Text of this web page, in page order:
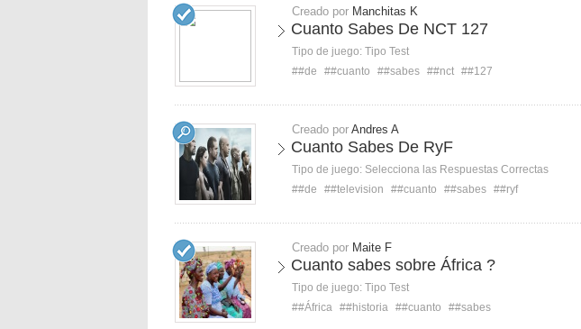
Creado por Manchitas K
Cuanto Sabes De NCT 127
Tipo de juego: Tipo Test
##de
##cuanto ##sabes ##nct ##127
Creado por Andres A
Cuanto Sabes De RyF
Tipo de juego: Selecciona las Respuestas Correctas
##de
##television ##cuanto ##sabes ##ryf
Creado por Maite F
Cuanto sabes sobre África ?
Tipo de juego: Tipo Test
##África ##historia ##cuanto ##sabes